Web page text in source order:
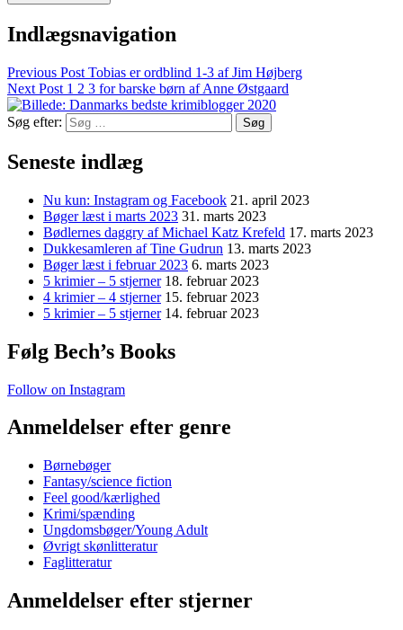
Indlægsnavigation
Previous Post Tobias er ordblind 1-3 af Jim Højberg
Next Post 1 2 3 for barske børn af Anne Østgaard
Søg efter:
Seneste indlæg
Nu kun: Instagram og Facebook 21. april 2023
Bøger læst i marts 2023 31. marts 2023
Bødlernes daggry af Michael Katz Krefeld 17. marts 2023
Dukkesamleren af Tine Gudrun 13. marts 2023
Bøger læst i februar 2023 6. marts 2023
5 krimier – 5 stjerner 18. februar 2023
4 krimier – 4 stjerner 15. februar 2023
5 krimier – 5 stjerner 14. februar 2023
Følg Bech’s Books
Follow on Instagram
Anmeldelser efter genre
Børnebøger
Fantasy/science fiction
Feel good/kærlighed
Krimi/spænding
Ungdomsbøger/Young Adult
Øvrigt skønlitteratur
Faglitteratur
Anmeldelser efter stjerner